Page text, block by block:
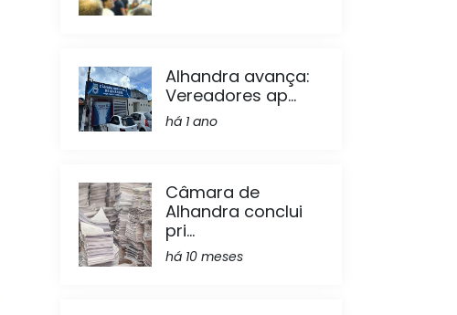
Alhandra avança:
Vereadores ap...
há 1 ano
Câmara de
Alhandra conclui
pri...
há 10 meses